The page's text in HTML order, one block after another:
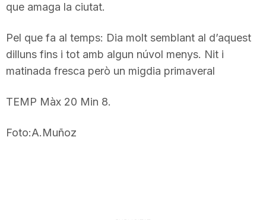
que amaga la ciutat.
Pel que fa al temps: Dia molt semblant al d’aquest
dilluns fins i tot amb algun núvol menys. Nit i
matinada fresca però un migdia primaveral
TEMP Màx 20 Min 8.
Foto:A.Muñoz